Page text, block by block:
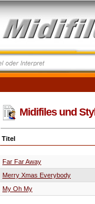
Midifiles und
Titel
Far Far Away
Merry Xmas Everybody
My Oh My